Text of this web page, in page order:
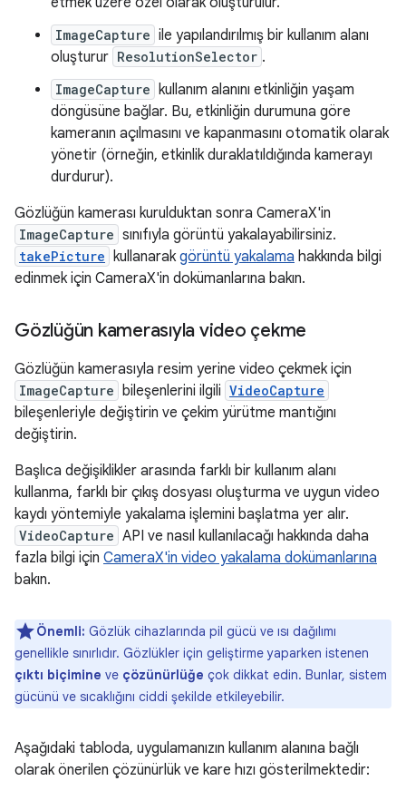
ImageCapture ile yapılandırılmış bir kullanım alanı
oluşturur ResolutionSelector .
ImageCapture kullanım alanını etkinliğin yaşam
döngüsüne bağlar. Bu, etkinliğin durumuna göre
kameranın açılmasını ve kapanmasını otomatik olarak
yönetir (örneğin, etkinlik duraklatıldığında kamerayı
durdurur).
Gözlüğün kamerası kurulduktan sonra CameraX'in
ImageCapture sınıfıyla görüntü yakalayabilirsiniz.
takePicture kullanarak görüntü yakalama hakkında bilgi
edinmek için CameraX'in dokümanlarına bakın.
Gözlüğün kamerasıyla video çekme
Gözlüğün kamerasıyla resim yerine video çekmek için
ImageCapture bileşenlerini ilgili VideoCapture
bileşenleriyle değiştirin ve çekim yürütme mantığını
değiştirin.
Başlıca değişiklikler arasında farklı bir kullanım alanı
kullanma, farklı bir çıkış dosyası oluşturma ve uygun video
kaydı yöntemiyle yakalama işlemini başlatma yer alır.
VideoCapture API ve nasıl kullanılacağı hakkında daha
fazla bilgi için CameraX'in video yakalama dokümanlarına
bakın.
Önemli: Gözlük cihazlarında pil gücü ve ısı dağılımı
genellikle sınırlıdır. Gözlükler için geliştirme yaparken istenen
çıktı biçimine ve çözünürlüğe çok dikkat edin. Bunlar, sistem
gücünü ve sıcaklığını ciddi şekilde etkileyebilir.
Aşağıdaki tabloda, uygulamanızın kullanım alanına bağlı
olarak önerilen çözünürlük ve kare hızı gösterilmektedir: